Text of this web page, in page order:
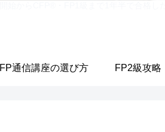
FP通信講座の選び方 FP2級攻略